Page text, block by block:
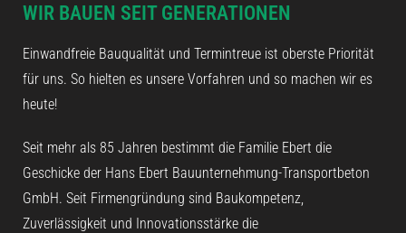
WIR BAUEN SEIT GENERATIONEN
Einwandfreie Bauqualität und Termintreue ist oberste Priorität
für uns. So hielten es unsere Vorfahren und so machen wir es
heute!
Seit mehr als 85 Jahren bestimmt die Familie Ebert die
Geschicke der Hans Ebert Bauunternehmung-Transportbeton
GmbH. Seit Firmengründung sind Baukompetenz,
Zuverlässigkeit und Innovationsstärke die